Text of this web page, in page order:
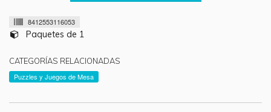
8412553116053
Paquetes de 1
CATEGORÍAS RELACIONADAS
Puzzles y Juegos de Mesa